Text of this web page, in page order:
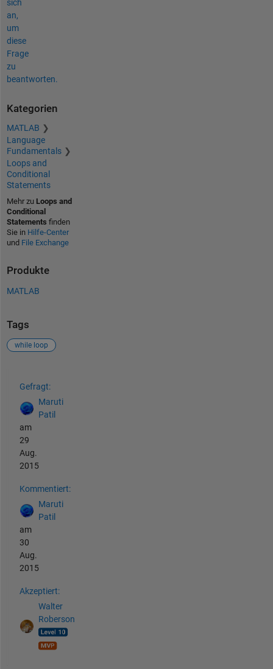
sich
an,
um
diese
Frage
zu
beantworten.
Kategorien
MATLAB
Language
Fundamentals
Loops and
Conditional
Statements
Mehr zu Loops and
Conditional
Statements finden
Sie in Hilfe-Center
und File Exchange
Produkte
MATLAB
Tags
while loop
Gefragt:
Maruti
Patil
am
29
Aug.
2015
Kommentiert:
Maruti
Patil
am
30
Aug.
2015
Akzeptiert:
Walter
Roberson